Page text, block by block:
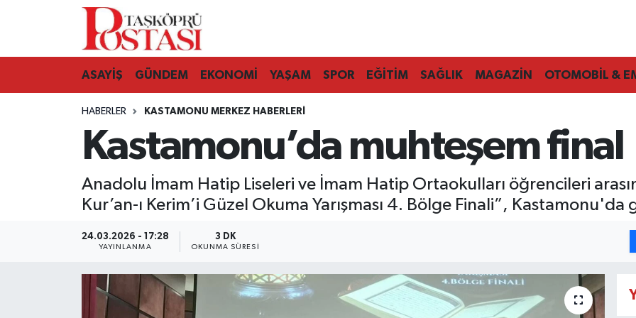
ASAYİŞ GÜNDEM EKONOMİ YAŞAM SPOR EĞİTİM SAĞLIK MAGAZİN OTOMOBİL &
HABERLER KASTAMONU MERKEZ HABERLERI
Kastamonu’da muhteşem final
Anadolu İmam Hatip Liseleri ve İmam Hatip Ortaokulları öğrencileri
Kur’an-ı Kerim’i Güzel Okuma Yarışması 4. Bölge Finali”,
24.03.2026 - 17:28
YAYINLANMA
3 DK
OKUNMA SÜRESI
Kastamonu Vefat Edenler
Araç Haberleri
Azdavay Haberleri
Bozkurt Haberleri
Cide Haberleri